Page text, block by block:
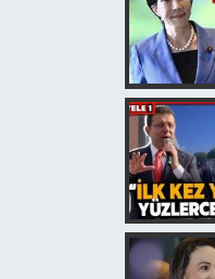
Programlar
Teknoloji
Türkiye'nin